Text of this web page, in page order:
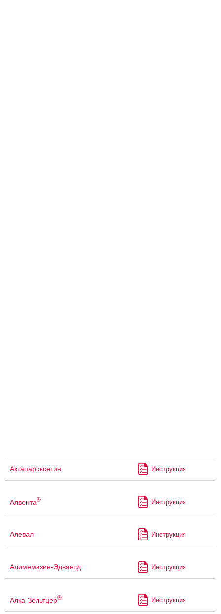
Актапароксетин Инструкция
Алвента® Инструкция
Алевал Инструкция
Алимемазин-Эдвансд Инструкция
Алка-Зельтцер® Инструкция